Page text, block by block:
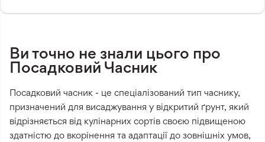
Ви точно не знали цього про
Посадковий Часник
Посадковий часник - це спеціалізований тип часнику,
призначений для висаджування у відкритий ґрунт, який
відрізняється від кулінарних сортів своєю підвищеною
здатністю до вкорінення та адаптації до зовнішніх умов,